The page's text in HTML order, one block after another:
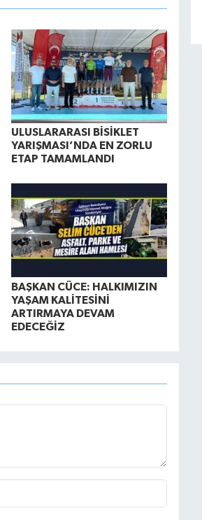
ULUSLARARASI BİSİKLET
YARIŞMASI’NDA EN ZORLU
ETAP TAMAMLANDI
BAŞKAN CÜCE: HALKIMIZIN
YAŞAM KALİTESİNİ
ARTIRMAYA DEVAM
EDECEĞİZ